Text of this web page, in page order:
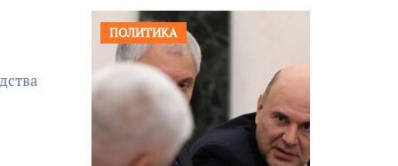
ПОЛИТИКА